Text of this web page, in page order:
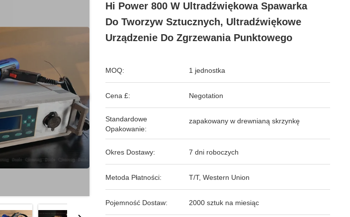
Hi Power 800 W Ultradźwiękowa Spawarka
Do Tworzyw Sztucznych, Ultradźwiękowe
Urządzenie Do Zgrzewania Punktowego
MOQ: 1 jednostka
Cena £: Negotation
Standardowe
Opakowanie:
zapakowany w drewnianą skrzynkę
Okres Dostawy: 7 dni roboczych
Metoda Płatności: T/T, Western Union
Pojemność Dostaw: 2000 sztuk na miesiąc